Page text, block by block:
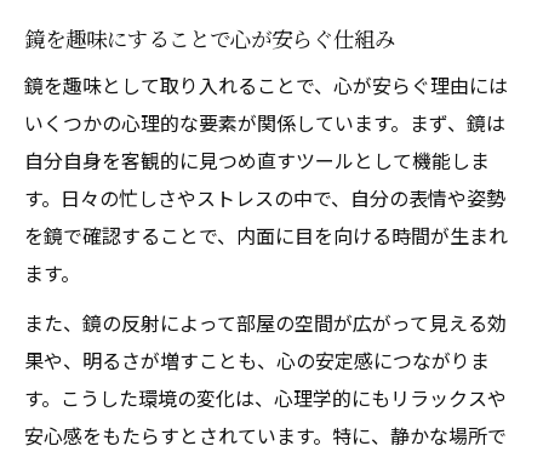
鏡の反射が邪気を払う理由と日常の工夫
玄関や洗面所で実践する鏡の浄化テクニッ
ク
鏡趣味が心のモヤモヤを晴らす仕組み
鏡の浄化作用と心理的な安心感の関係
趣味で高める鏡による運気の秘密
趣味として鏡を集める運気アップの効果
鏡の特性を活かした運気アップ習慣
鏡趣味と自己肯定感向上のつながり
鏡を趣味にすることで心が安らぐ仕組み
鏡を趣味として取り入れることで、心が安らぐ理由には
いくつかの心理的な要素が関係しています。まず、鏡は
自分自身を客観的に見つめ直すツールとして機能しま
す。日々の忙しさやストレスの中で、自分の表情や姿勢
を鏡で確認することで、内面に目を向ける時間が生まれ
ます。
また、鏡の反射によって部屋の空間が広がって見える効
果や、明るさが増すことも、心の安定感につながりま
す。こうした環境の変化は、心理学的にもリラックスや
安心感をもたらすとされています。特に、静かな場所で